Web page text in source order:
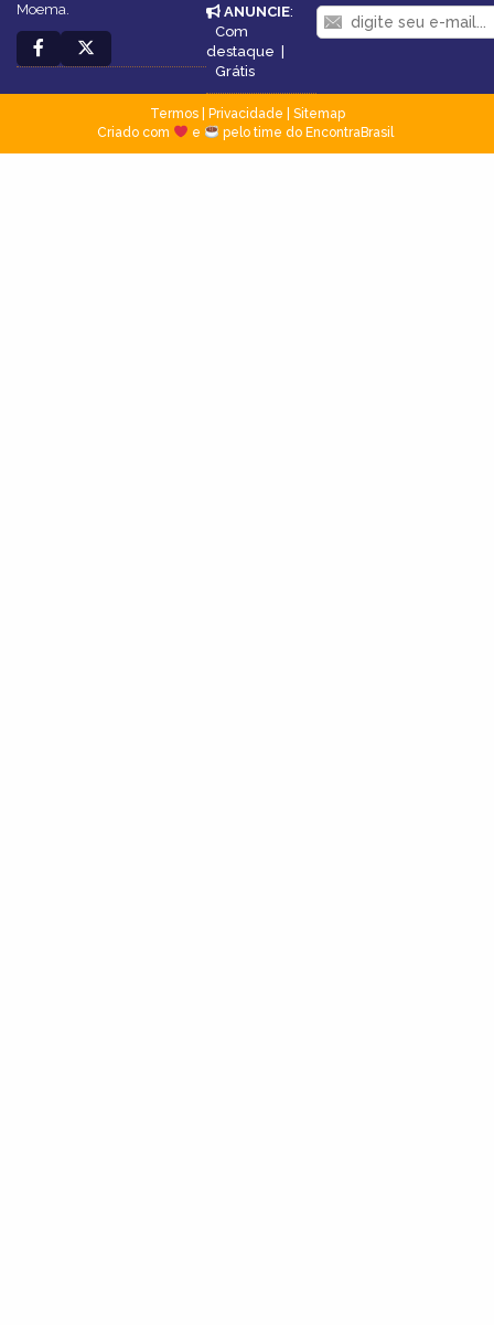
Moema.
ANUNCIE:
Com
destaque
Grátis
Termos| Privacidade
Sitemap
Criado com
e pelo time do EncontraBrasil